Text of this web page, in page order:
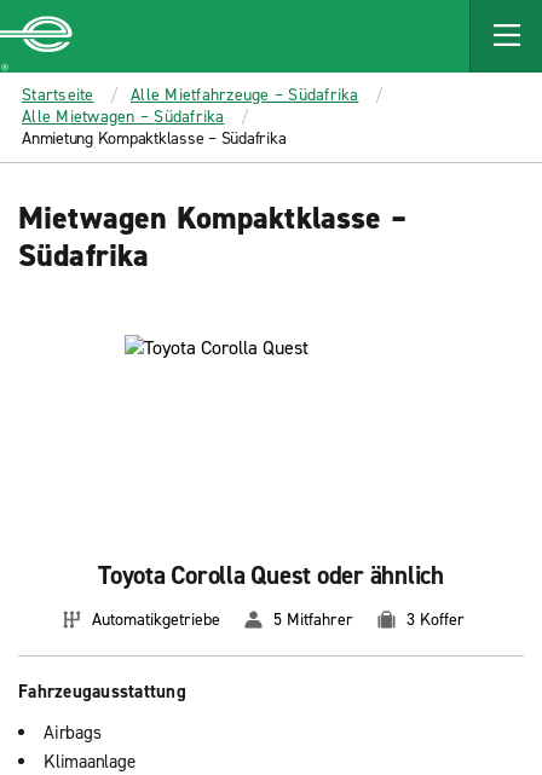
MAIN
CONTENT
Enterprise
Startseite
Alle Mietfahrzeuge – Südafrika
Alle Mietwagen – Südafrika
Anmietung Kompaktklasse – Südafrika
Mietwagen Kompaktklasse –
Südafrika
Toyota Corolla Quest oder ähnlich
Automatikgetriebe 5 Mitfahrer 3 Koffer
Fahrzeugausstattung
Airbags
Klimaanlage